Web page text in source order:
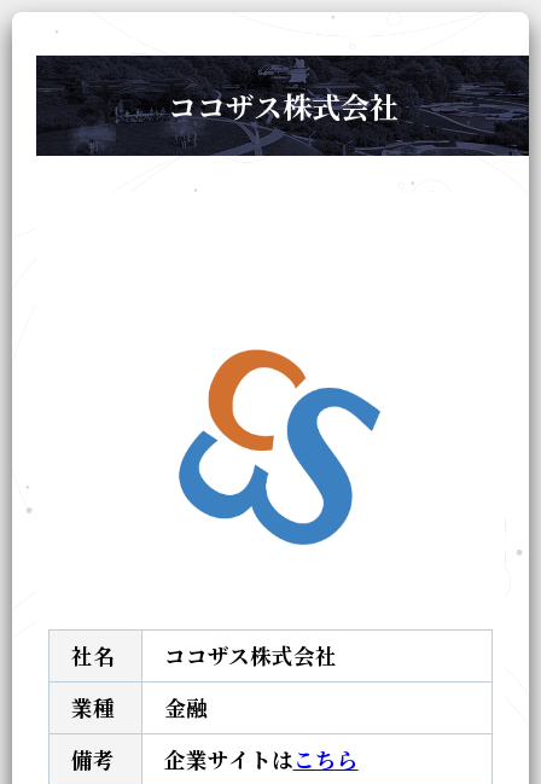
ココザス株式会社
社名
ココザス株式会社
業種
金融
備考
企業サイトはこちら